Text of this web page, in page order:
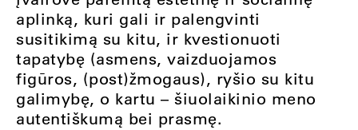
aplinką, kuri gali ir palengvinti
susitikimą su kitu, ir kvestionuoti
tapatybę (asmens, vaizduojamos
figūros, (post)žmogaus), ryšio su kitu
galimybę, o kartu – šiuolaikinio meno
autentiškumą bei prasmę.